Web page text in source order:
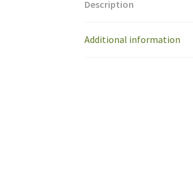
Description
Additional information